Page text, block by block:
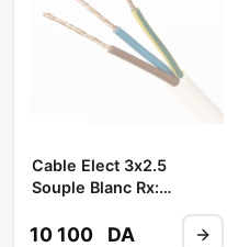
Cable Elect 3x2.5
Souple Blanc Rx:
10 100 DA